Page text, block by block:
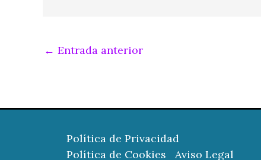
← Entrada anterior
Política de Privacidad
Política de Cookies
Aviso Legal